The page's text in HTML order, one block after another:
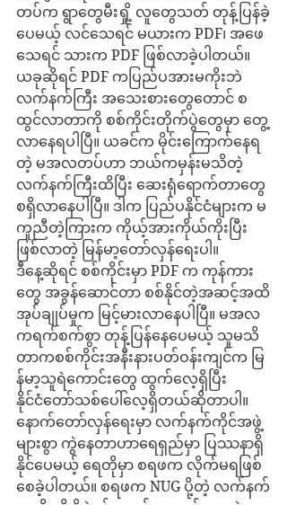
တပ်က ရွာတွေမီးရှို့ လူတွေသတ် တုန့်ပြန်ခဲ့
ပေမယ့် လင်သေရင် မယားက PDF၊ အဖေ
သေရင် သားက PDF ဖြစ်လာခဲ့ပါတယ်။
ယခုဆိုရင် PDF ကပြည်ပအားမကိုးဘဲ
လက်နက်ကြီး အသေးစားတွေတောင် စ
ထွင်လာတာကို စစ်ကိုင်းတိုက်ပွဲတွေမှာ တွေ့
လာနေရပါပြီ။ ယခင်က မိုင်းကြောက်နေရ
တဲ့ မအလတပ်ဟာ ဘယ်ကမှန်းမသိတဲ့
လက်နက်ကြီးထိပြီး ဆေးရုံရောက်တာတွေ
စရှိလာနေပါပြီ။ ဒါက ပြည်ပနိုင်ငံများက မ
ကူညီတဲ့ကြားက ကိုယ့်အားကိုယ်ကိုးပြီး
ဖြစ်လာတဲ့ မြန်မာ့တော်လှန်ရေးပါ။
ဒီနေ့ဆိုရင် စစ်ကိုင်းမှာ PDF က ကုန်ကား
တွေ အခွန်ဆောင်တာ စစ်နိုင်တဲ့အဆင့်အထိ
အုပ်ချုပ်မှုက မြင့်မားလာနေပါပြီ။ မအလ
ကရက်စက်စွာ တုန့်ပြန်နေပေမယ့် သူမသိ
တာကစစ်ကိုင်းအနီးနားပတ်ဝန်းကျင်က မြ
န်မာ့သူရဲကောင်းတွေ ထွက်လေ့ရှိပြီး
နိုင်ငံတော်သစ်ပေါ်လေ့ရှိတယ်ဆိုတာပါ။
နောက်တော်လှန်ရေးမှာ လက်နက်ကိုင်အဖွဲ့
များစွာ ကွဲနေတာဟာရေရှည်မှာ ပြဿနာရှိ
နိုင်ပေမယ့် ရေတိုမှာ စရဖက လိုက်မရဖြစ်
စေခဲ့ပါတယ်။ စရဖက NUG ပို့တဲ့ လက်နက်